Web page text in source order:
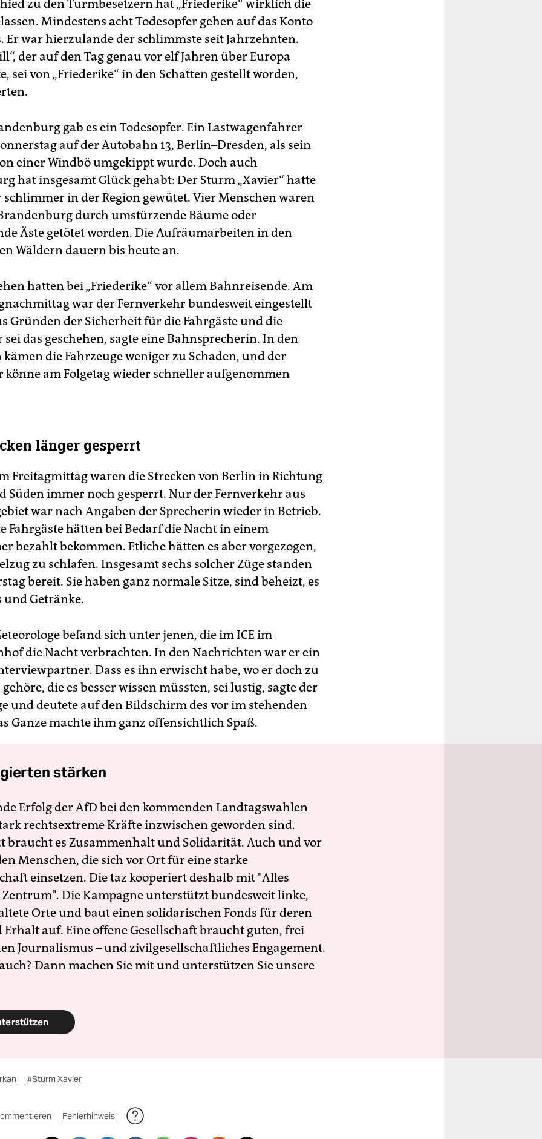
zu den Turmbesetzern hat „Friederike“ wirklich die
Mindestens acht Todesopfer gehen auf das Konto
Er war hierzulande der schlimmste seit Jahrzehnten.
der auf den Tag genau vor elf Jahren über Europa
sei von „Friederike“ in den Schatten gestellt worden,
gab es ein Todesopfer. Ein Lastwagenfahrer
auf der Autobahn 13, Berlin–Dresden, als sein
einer Windbö umgekippt wurde. Doch auch
hat insgesamt Glück gehabt: Der Sturm „Xavier“ hatte
in der Region gewütet. Vier Menschen waren
durch umstürzende Bäume oder
Äste getötet worden. Die Auf­räum­arbeiten in den
Wäldern dauern bis heute an.
hatten bei „Friederike“ vor allem Bahnreisende. Am
war der Fernverkehr bundesweit eingestellt
Gründen der Sicherheit für die Fahrgäste und die
das geschehen, sagte eine Bahnsprecherin. In den
die Fahrzeuge weniger zu Schaden, und der
könne am Folgetag wieder schneller aufgenommen
länger gesperrt
Freitagmittag waren die Strecken von Berlin in Richtung
Süden immer noch gesperrt. Nur der Fernverkehr aus
war nach Angaben der Sprecherin wieder in Betrieb.
Fahrgäste hätten bei Bedarf die Nacht in einem
bezahlt bekommen. Etliche hätten es aber vorgezogen,
zu schlafen. Insgesamt sechs solcher Züge standen
bereit. Sie haben ganz normale Sitze, sind beheizt, es
und Getränke.
befand sich unter jenen, die im ICE im
die Nacht verbrachten. In den Nachrichten war er ein
Dass es ihn erwischt habe, wo er doch zu
gehöre, die es besser wissen müssten, sei lustig, sagte der
und deutete auf den Bildschirm des vor im stehenden
Ganze machte ihm ganz offensichtlich Spaß.
stärken
Erfolg der AfD bei den kommenden Landtagswahlen
rechtsextreme Kräfte inzwischen geworden sind.
braucht es Zusammenhalt und Solidarität. Auch und vor
Menschen, die sich vor Ort für eine starke
einsetzen. Die taz kooperiert deshalb mit "Alles
Die Kampagne unterstützt bundesweit linke,
Orte und baut einen solidarischen Fonds für deren
Erhalt auf. Eine offene Gesellschaft braucht guten, frei
Journalismus – und zivilgesellschaftliches Engagement.
Dann machen Sie mit und unterstützen Sie unsere
#Sturm Xavier
Fehlerhinweis